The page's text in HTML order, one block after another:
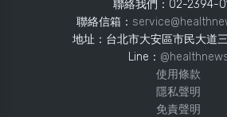
聯絡我們：02-2394-
聯絡信箱：
地址：台北市大安區市民大道
Line：
使用條款
隱私聲明
免責聲明